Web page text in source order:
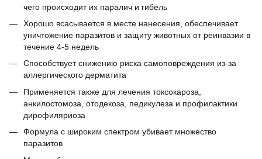
чего происходит их паралич и гибель
Хорошо всасывается в месте нанесения, обеспечивает
уничтожение паразитов и защиту животных от реинвазии в
течение 4-5 недель
Способствует снижению риска самоповреждения из-за
аллергического дерматита
Применяется также для лечения токсокароза,
анкилостомоза, отодекоза, педикулеза и профилактики
дирофиляриоза
Формула с широким спектром убивает множество
паразитов